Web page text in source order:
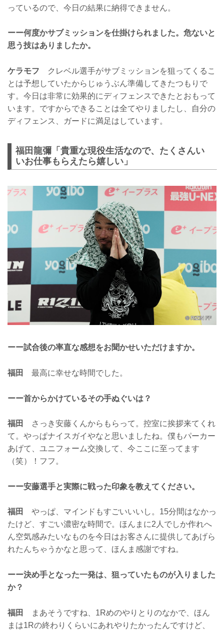
っているので、今日の結果に納得できません。
ーー何度かサブミッションを仕掛けられました。危ないと
思う技はありましたか。
ケラモフ クレベル選手がサブミッションを狙ってくるこ
とは予想していたからじゅうぶん準備してきたつもりで
す。今日は非常に効果的にディフェンスできたとおもって
います。ですからできることは全てやりましたし、自分の
ディフェンス、ガードに満足はしています。
福田龍彌「貴重な現役生活なので、たくさんい
いお仕事もらえたら嬉しい」
ーー試合後の率直な感想をお聞かせいただけますか。
福田 最高に幸せな時間でした。
ーー首からかけているその手ぬぐいは？
福田
さっき安藤くんからもらって。控室に挨拶来てくれ
て。やっぱナイスガイやなと思いましたね。僕もパーカー
あげて、ユニフォーム交換して、今ここに至ってます
（笑）！フフ。
ーー安藤選手と実際に戦った印象を教えてください。
福田
やっぱ、マインドもすごいいいし。15分間はなかっ
たけど、すごい濃密な時間で。ほんまに2人でしか作れへ
ん空気感みたいなものを今日はお客さんに提供してあげら
れたんちゃうかなと思って、ほんま感謝ですね。
ーー決め手となった一発は、狙っていたものが入りました
か？
福田
まあそうですね、1Rめのやりとりのなかで、ほん
まは1Rの終わりくらいにあれやりたかったんですけど、